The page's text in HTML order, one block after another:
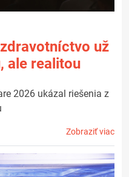
už
ale realitou
2026 ukázal riešenia z
Zobraziť viac